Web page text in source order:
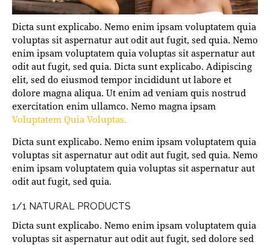
Dicta sunt explicabo. Nemo enim ipsam voluptatem quia
voluptas sit aspernatur aut odit aut fugit, sed quia. Nemo
enim ipsam voluptatem quia voluptas sit aspernatur aut
odit aut fugit, sed quia. Dicta sunt explicabo. Adipiscing
elit, sed do eiusmod tempor incididunt ut labore et
dolore magna aliqua. Ut enim ad veniam quis nostrud
exercitation enim ullamco. Nemo magna ipsam
Voluptatem Quia Voluptas.
Dicta sunt explicabo. Nemo enim ipsam voluptatem quia
voluptas sit aspernatur aut odit aut fugit, sed quia. Nemo
enim ipsam voluptatem quia voluptas sit aspernatur aut
odit aut fugit, sed quia.
1/1 NATURAL PRODUCTS
Dicta sunt explicabo. Nemo enim ipsam voluptatem quia
voluptas sit aspernatur aut odit aut fugit, sed dolore sed